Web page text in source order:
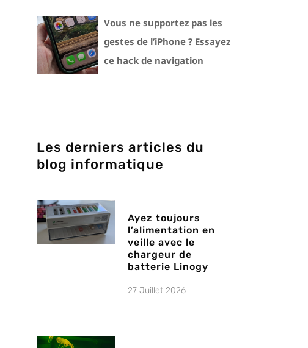
Vous ne supportez pas les
gestes de l’iPhone ? Essayez
ce hack de navigation
Les derniers articles du
blog informatique
Ayez toujours
l’alimentation en
veille avec le
chargeur de
batterie Linogy
27 Juillet 2026